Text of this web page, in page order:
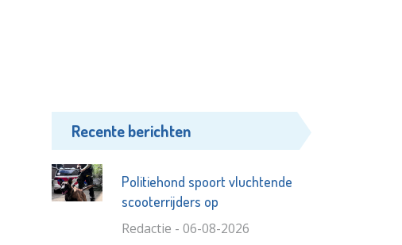
Recente berichten
Politiehond spoort vluchtende
scooterrijders op
Redactie - 06-08-2026